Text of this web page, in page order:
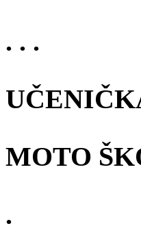
. . .
MOTO
.